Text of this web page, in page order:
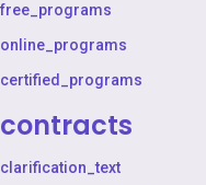
free_programs
online_programs
certified_programs
contracts
clarification_text